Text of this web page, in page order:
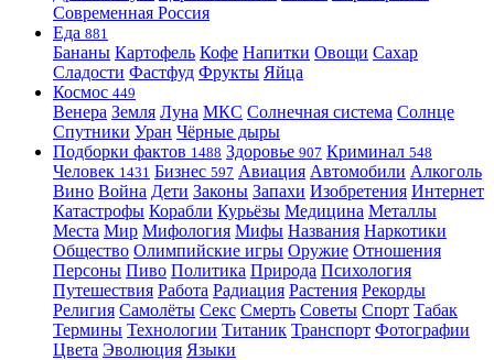
Современная Россия
Еда 881
Бананы Картофель Кофе Напитки Овощи Сахар
Сладости Фастфуд Фрукты Яйца
Космос 449
Венера Земля Луна МКС Солнечная система Солнце
Спутники Уран Чёрные дыры
Подборки фактов 1488 Здоровье 907 Криминал 548
Человек 1431 Бизнес 597 Авиация Автомобили Алкоголь
Вино Война Дети Законы Запахи Изобретения Интернет
Катастрофы Корабли Курьёзы Медицина Металлы
Места Мир Мифология Мифы Названия Наркотики
Общество Олимпийские игры Оружие Отношения
Персоны Пиво Политика Природа Психология
Путешествия Работа Радиация Растения Рекорды
Религия Самолёты Секс Смерть Советы Спорт Табак
Термины Технологии Титаник Транспорт Фотографии
Цвета Эволюция Языки